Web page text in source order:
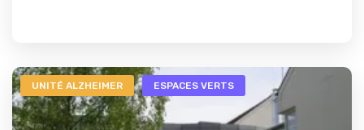
UNITÉ ALZHEIMER ESPACES VERTS